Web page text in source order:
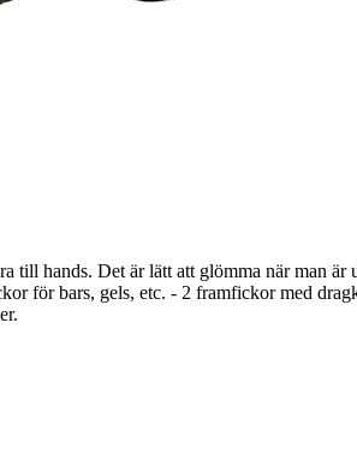
hands. Det är lätt att glömma när man är
för bars, gels, etc. - 2 framfickor med